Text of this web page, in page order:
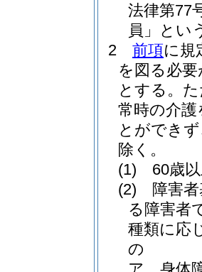
法律第77
員」とい
2
前項に規
を図る必
とする。
常時の介
とができ
除く。
(1)
60歳
(2)
障害
る障害者
種類に応
の